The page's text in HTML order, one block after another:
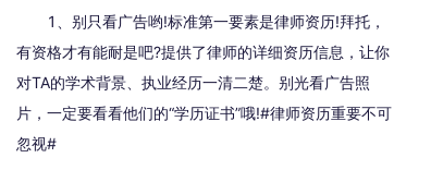
1、别只看广告哟!标准第一要素是律师资历!拜托，
有资格才有能耐是吧?提供了律师的详细资历信息，让你
对TA的学术背景、执业经历一清二楚。别光看广告照
片，一定要看看他们的“学历证书”哦!#律师资历重要不可
忽视#